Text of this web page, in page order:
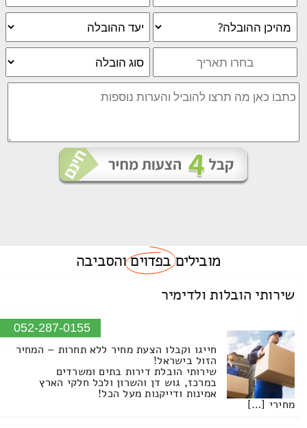
מוביליםבפדויםוהסביבה
שירותי הובלות ולדימיר
052-287-0155
חייגו וקבלו הצעת מחיר ללא תחרות – המחיר
הזול בישראל!
שירותי הובלת דירות בתים ומשרדים
במרכז, גוש דן והשרון ולכל חלקי הארץ
אמינות ודייקנות מעל הכל!
מחירי […]